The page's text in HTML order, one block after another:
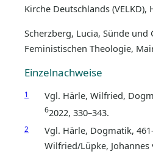
Kirche Deutschlands (VELKD),
Scherzberg, Lucia, Sünde und
Feministischen Theologie,
Einzelnachweise
1 Vgl. Härle, Wilfried,
62022, 330–343.
2
Vgl. Härle, Dogmatik,
Wilfried/Lüpke,